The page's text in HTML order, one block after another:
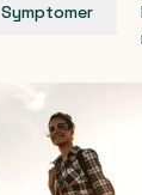
Symptomer